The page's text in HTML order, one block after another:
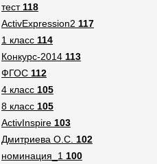
тест118
ActivExpression2 117
1 класс 114
Конкурс-2014 113
ФГОС 112
4 класс 105
8 класс 105
ActivInspire 103
Дмитриева О.С. 102
номинация_1 100